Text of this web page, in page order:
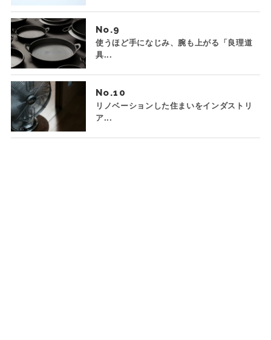
No.
使うほど手になじみ、腕も上がる「良理道
具...
No.
リノベーションした住まいをインダストリ
ア...